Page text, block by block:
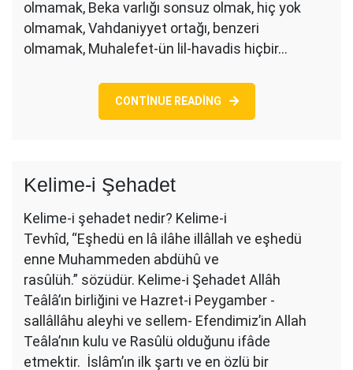
olmamak, Beka varlığı sonsuz olmak, hiç yok
olmamak, Vahdaniyyet ortağı, benzeri
olmamak, Muhalefet-ün lil-havadis hiçbir…
CONTINUE READING
Kelime-i Şehadet
Kelime-i şehadet nedir? Kelime-i
Tevhîd, “Eşhedü en lâ ilâhe illâllah ve eşhedü
enne Muhammeden abdühû ve
rasûlüh.” sözüdür. Kelime-i Şehadet Allâh
Teâlâ’ın birliğini ve Hazret-i Peygamber -
sallâllâhu aleyhi ve sellem- Efendimiz’in Allah
Teâla’nın kulu ve Rasûlü olduğunu ifâde
etmektir. İslâm’ın ilk şartı ve en özlü bir